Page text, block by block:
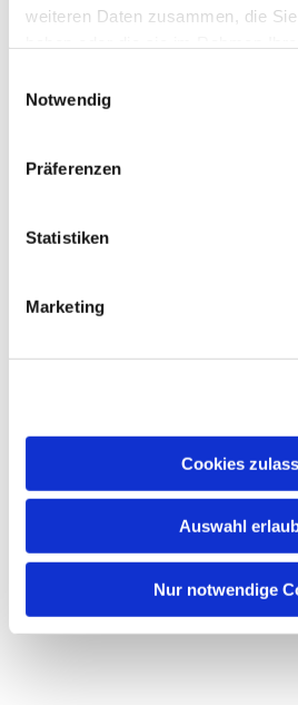
weiteren Daten zusammen, die
Notwendig
Präferenzen
Statistiken
Marketing
Cookies
Auswahl
Nur notwendige
Dies könnte